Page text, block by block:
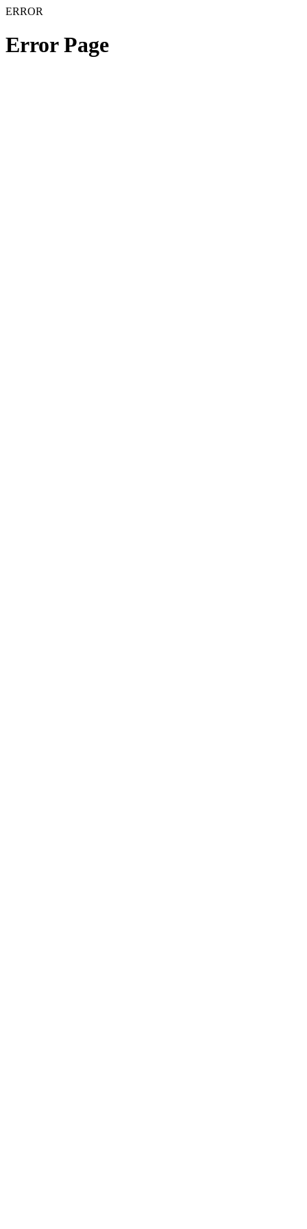
ERROR
Error Page